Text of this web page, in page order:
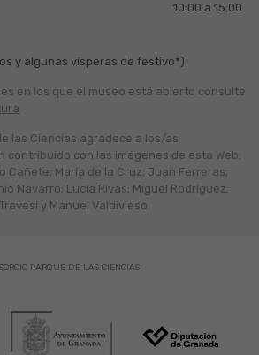
10:00 a 15:00
y algunas vísperas de festivo*)
en los que el museo está abierto consulte
las Ciencias agradece a los/as
con las imágenes de esta Web:
Cañete; María de la Cruz; Juan Ferreras;
Navarro; Lucía Rivas; Miguel Rodríguez;
y Manuel Valdivieso.
PARQUE DE LAS CIENCIAS